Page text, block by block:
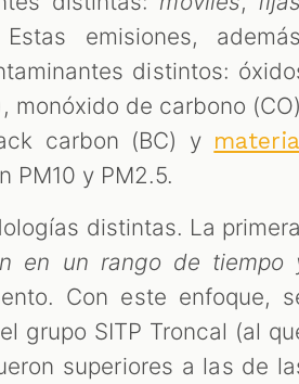
emisiones,
distintos:
monóxido de carbono
carbon (BC) y
PM10 y PM2.5.
distintas. La
en un rango de tiempo
Con este enfoque,
grupo SITP Troncal (al
superiores a las de